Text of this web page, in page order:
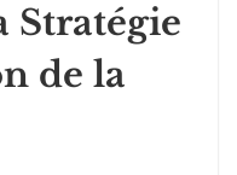
Stratégie
de la